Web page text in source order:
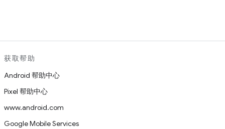
获取帮助
Android 帮助中心
Pixel 帮助中心
www.android.com
Google Mobile Services